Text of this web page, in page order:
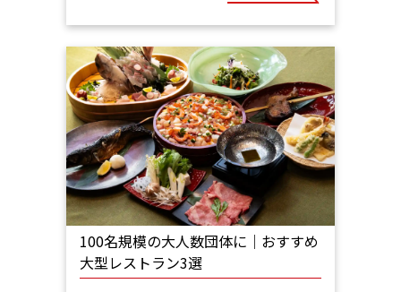
100名規模の大人数団体に｜おすすめ
大型レストラン3選